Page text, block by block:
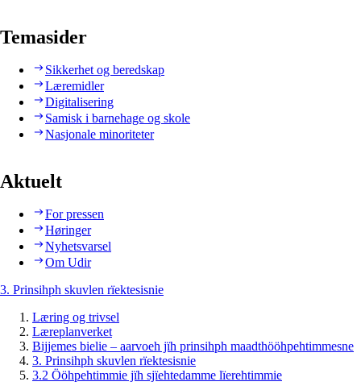
Temasider
Sikkerhet og beredskap
Læremidler
Digitalisering
Samisk i barnehage og skole
Nasjonale minoriteter
Aktuelt
For pressen
Høringer
Nyhetsvarsel
Om Udir
3. Prinsihph skuvlen rïektesisnie
Læring og trivsel
Læreplanverket
Bijjemes bielie – aarvoeh jïh prinsihph maadthööhpehtimmesne
3. Prinsihph skuvlen rïektesisnie
3.2 Ööhpehtimmie jïh sjïehtedamme lïerehtimmie